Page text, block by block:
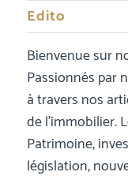
Edito
Bienvenue sur
Passionnés par
à travers nos
de l’immobilier.
Patrimoine,
législation,